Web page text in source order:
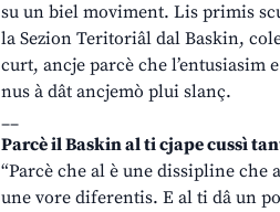
su un biel moviment. Lis primis
la Sezion Teritoriâl dal Baskin,
curt, ancje parcè che l’entusiasim
nus à dât ancjemò plui slanç.
__
Parcè il Baskin al ti cjape cussì
“Parcè che al è une dissipline
une vore diferentis. E al ti dâ un